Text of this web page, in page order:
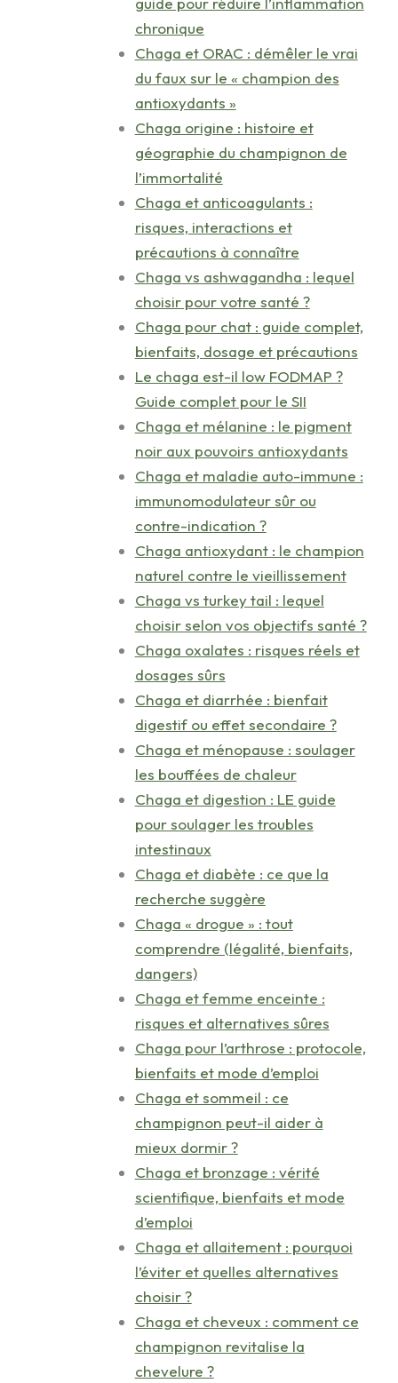
chronique
Chaga et ORAC : démêler le vrai
du faux sur le « champion des
antioxydants »
Chaga origine : histoire et
géographie du champignon de
l’immortalité
Chaga et anticoagulants :
risques, interactions et
précautions à connaître
Chaga vs ashwagandha : lequel
choisir pour votre santé ?
Chaga pour chat : guide complet,
bienfaits, dosage et précautions
Le chaga est-il low FODMAP ?
Guide complet pour le SII
Chaga et mélanine : le pigment
noir aux pouvoirs antioxydants
Chaga et maladie auto-immune :
immunomodulateur sûr ou
contre-indication ?
Chaga antioxydant : le champion
naturel contre le vieillissement
Chaga vs turkey tail : lequel
choisir selon vos objectifs santé ?
Chaga oxalates : risques réels et
dosages sûrs
Chaga et diarrhée : bienfait
digestif ou effet secondaire ?
Chaga et ménopause : soulager
les bouffées de chaleur
Chaga et digestion : LE guide
pour soulager les troubles
intestinaux
Chaga et diabète : ce que la
recherche suggère
Chaga « drogue » : tout
comprendre (légalité, bienfaits,
dangers)
Chaga et femme enceinte :
risques et alternatives sûres
Chaga pour l’arthrose : protocole,
bienfaits et mode d’emploi
Chaga et sommeil : ce
champignon peut-il aider à
mieux dormir ?
Chaga et bronzage : vérité
scientifique, bienfaits et mode
d’emploi
Chaga et allaitement : pourquoi
l’éviter et quelles alternatives
choisir ?
Chaga et cheveux : comment ce
champignon revitalise la
chevelure ?